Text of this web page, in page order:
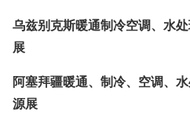
乌兹别克斯暖通制冷空调、水
展
阿塞拜疆暖通、制冷、空调、
源展